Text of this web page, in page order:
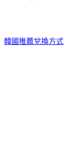
韓國推薦兌換方式